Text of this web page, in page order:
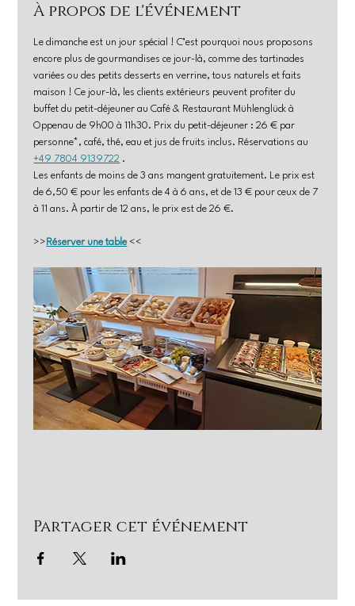
À propos de l'événement
Le dimanche est un jour spécial ! C’est pourquoi nous proposons
encore plus de gourmandises ce jour-là, comme des tartinades
variées ou des petits desserts en verrine, tous naturels et faits
maison ! Ce jour-là, les clients extérieurs peuvent profiter du
buffet du petit-déjeuner au Café & Restaurant Mühlenglück à
Oppenau de 9h00 à 11h30. Prix du petit-déjeuner : 26 € par
personne*, café, thé, eau et jus de fruits inclus. Réservations au
+49 7804 9139722 .
Les enfants de moins de 3 ans mangent gratuitement. Le prix est
de 6,50 € pour les enfants de 4 à 6 ans, et de 13 € pour ceux de 7
à 11 ans. À partir de 12 ans, le prix est de 26 €.
>> Réserver une table <<
Partager cet événement